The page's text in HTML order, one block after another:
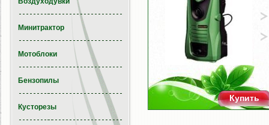
Купить
Минитрактор
Мотоблоки
Бензопилы
Кусторезы